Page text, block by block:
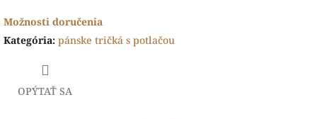
Možnosti doručenia
Kategória: pánske tričká s potlačou
OPÝTAŤ SA